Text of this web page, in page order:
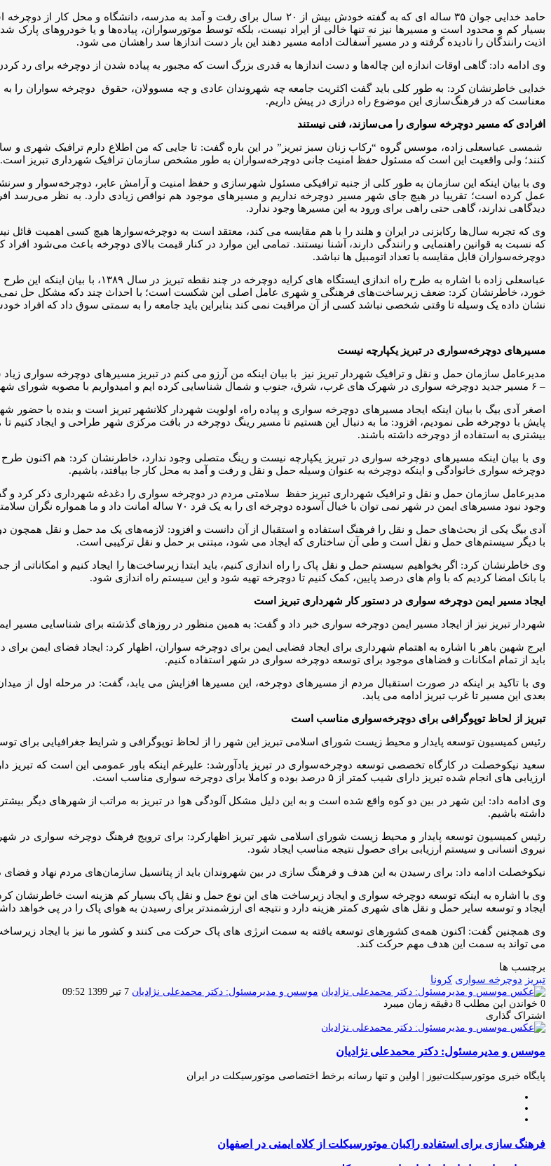
حامد خدایی جوان ۳۵ ساله ای که به گفته خودش بیش از ۲۰ سال برای رفت و آمد به مدرسه،
بسیار کم و محدود است و مسیرها نیز نه تنها خالی از ایراد نیست، بلکه توسط موتورسواران، پیاده‌ها و یا خودروهای پارک
اذیت رانندگان را نادیده گرفته و در مسیر آسفالت ادامه مسیر دهند این بار دست اندازها سد راهشان می شود.
وی ادامه داد: گاهی اوقات اندازه این چاله‌ها و دست اندازها به قدری بزرگ است که مجبور به پیاده شدن از دوچرخه برای رد
خدایی خاطرنشان کرد: به طور کلی باید گفت اکثریت جامعه چه شهروندان عادی و چه مسوولان، حقوق دوچرخه سواران را
معناست که در فرهنگ‌سازی این موضوع راه درازی در پیش داریم.
افرادی که مسیر دوچرخه سواری را می‌سازند، فنی نیستند
شمسی عباسعلی زاده، موسس گروه “رکاب زنان سبز تبریز” در این باره گفت: تا جایی که من اطلاع دارم ترافیک شهری
کنند؛ ولی واقعیت این است که مسئول حفظ امنیت جانی دوچرخه‌سواران به طور مشخص سازمان ترافیک شهرداری تبریز است.
وی با بیان اینکه این سازمان به طور کلی از جنبه ترافیکی مسئول شهرسازی و حفظ امنیت و آرامش عابر، دوچرخه‌سوار و
عمل کرده است؛ تقریبا در هیچ جای شهر مسیر دوچرخه نداریم و مسیرهای موجود هم نواقص زیادی دارد. به نظر می‌رسد
دیدگاهی ندارند، گاهی حتی راهی برای ورود به این مسیرها وجود ندارد.
وی که تجربه سال‌ها رکابزنی در ایران و هلند را با هم مقایسه می کند، معتقد است به دوچرخه‌سوارها هیچ کسی اهمیت قائل
که نسبت به قوانین راهنمایی و رانندگی دارند، آشنا نیستند. تمامی این موارد در کنار قیمت بالای دوچرخه باعث می‌شود
دوچرخه‌سواران قابل مقایسه با تعداد اتومبیل ها نباشد.
عباسعلی زاده با اشاره به طرح راه اندازی
خورد، خاطرنشان کرد: ضعف زیرساخت‌های فرهنگی و شهری عامل اصلی این شکست است؛ با احداث چند دکه مشکل حل
نشان داده یک وسیله تا وقتی شخصی نباشد کسی از آن مراقبت نمی کند بنابراین باید جامعه را به سمتی سوق داد که افراد
مسیرهای دوچرخه‌سواری در تبریز یکپارچه نیست
– ۶ مسیر جدید دوچرخه سواری در شهرک های غرب، شرق، جنوب و شمال شناسایی کرده ایم و امیدواریم با مصوبه شورای شهر هرچه زودتر شاهد اجرای عملیات باشیم.
اصغر آدی بیگ با بیان اینکه ایجاد مسیرهای دوچرخه سواری و پیاده راه، اولویت شهردار کلانشهر تبریز است و بنده با حضور
پایش با دوچرخه طی نمودیم، افزود: ما به دنبال این هستیم تا مسیر رینگ دوچرخه در بافت مرکزی شهر طراحی و ایجاد
بیشتری به استفاده از دوچرخه داشته باشند.
دوچرخه سواری خانوادگی و اینکه دوچرخه به عنوان وسیله حمل و نقل و رفت و آمد به محل کار جا بیافتد، باشیم.
مدیرعامل سازمان حمل و نقل و ترافیک شهرداری تبریز حفظ سلامتی مردم در دوچرخه سواری را دغدغه شهرداری ذکر کرد و
وجود نبود مسیرهای ایمن در شهر نمی توان با خیال آسوده دوچرخه ای را به یک فرد ۷۰ ساله امانت داد و ما همواره نگران سلامتی شهروندان هستیم.
آدی بیگ یکی از بحث‌های حمل و نقل را فرهنگ استفاده و استقبال از آن دانست و افزود: لازمه‌های یک مد حمل و نقل
با دیگر سیستم‌های حمل و نقل است و طی آن ساختاری که ایجاد می شود، مبتنی بر حمل و نقل ترکیبی است.
وی خاطرنشان کرد: اگر بخواهیم سیستم حمل و نقل پاک را راه اندازی کنیم، باید ابتدا زیرساخت‌ها را ایجاد کنیم و امکاناتی از
با بانک امضا کردیم که با وام های درصد پایین، کمک کنیم تا دوچرخه تهیه شود و این سیستم راه اندازی شود.
ایجاد مسیر ایمن دوچرخه سواری در دستور کار شهرداری تبریز است
شهردار تبریز نیز از ایجاد مسیر ایمن دوچرخه سواری خبر داد و گفت: به همین منظور در روزهای گذشته برای شناسایی مسیر
ایرج شهین باهر با اشاره به اهتمام شهرداری برای ایجاد فضایی ایمن برای دوچرخه سواران، اظهار کرد: ایجاد فضای ایمن
باید از تمام امکانات و فضاهای موجود برای توسعه دوچرخه سواری در شهر استفاده کنیم.
وی با تاکید بر اینکه در صورت استقبال مردم از مسیرهای دوچرخه، این مسیرها افزایش می یابد، گفت: در مرحله اول از
بعدی این مسیر تا غرب تبریز ادامه می یابد.
تبریز از لحاظ توپوگرافی برای دوچرخه‌سواری مناسب است
رئیس کمیسیون توسعه پایدار و محیط زیست شورای اسلامی تبریز این شهر را از لحاظ توپوگرافی و شرایط جغرافیایی
سعید نیکوخصلت در کارگاه تخصصی توسعه دوچرخه‌سواری در تبریز یادآورشد: علیرغم اینکه باور عمومی این است که
ارزیابی های انجام شده تبریز دارای شیب کمتر از ۵ درصد بوده و کاملا برای دوچرخه سواری مناسب است.
وی ادامه داد: این شهر در بین دو کوه واقع شده است و به این دلیل مشکل آلودگی هوا در تبریز به مراتب از شهرهای دیگر
داشته باشیم.
رئیس کمیسیون توسعه پایدار و محیط زیست شورای اسلامی شهر تبریز اظهارکرد: برای ترویج فرهنگ دوچرخه سواری در
نیروی انسانی و سیستم ارزیابی برای حصول نتیجه مناسب ایجاد شود.
نیکوخصلت ادامه داد: برای رسیدن به این هدف و فرهنگ سازی در بین شهروندان باید از پتانسیل سازمان‌های مردم نهاد و
وی با اشاره به اینکه توسعه دوچرخه سواری و ایجاد زیرساخت های این نوع حمل و نقل پاک بسیار کم هزینه است خاطرنشان
ایجاد و توسعه سایر حمل و نقل های شهری کمتر هزینه دارد و نتیجه ای ارزشمندتر برای رسیدن به هوای پاک را در پی خواهد
وی همچنین گفت: اکنون همه‌ی کشورهای توسعه یافته به سمت انرژی های پاک حرکت می کنند و کشور ما نیز با ایجاد
می تواند به سمت این هدف مهم حرکت کند.
برچسب ها
تبریز دوچرخه سوارى کرونا
موسس و مدیرمسئول: دکتر محمدعلی نژادیان ارسال
7 تیر 1399 09:52
0 خواندن این مطلب 8 دقیقه زمان میبرد
اشتراک گذاری
فیس
توئیتر
لینکدین
واتس
تلگرام
اشتراک
از
ایمیل
چاپ
موسس و مدیرمسئول: دکتر محمدعلی نژادیان
پایگاه خبری موتورسیکلت‌نیوز | اولین و تنها رسانه برخط اختصاصی موتورسیکلت در ایران
فرهنگ
سازی
فرهنگ سازی برای استفاده راکبان موتورسیکلت از کلاه ایمنی در اصفهان